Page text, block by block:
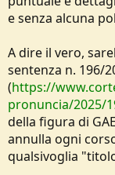
e senza alcuna
A dire il vero,
sentenza n. 196/
(https://
pronuncia/2025/
della figura di
annulla ogni
qualsivoglia